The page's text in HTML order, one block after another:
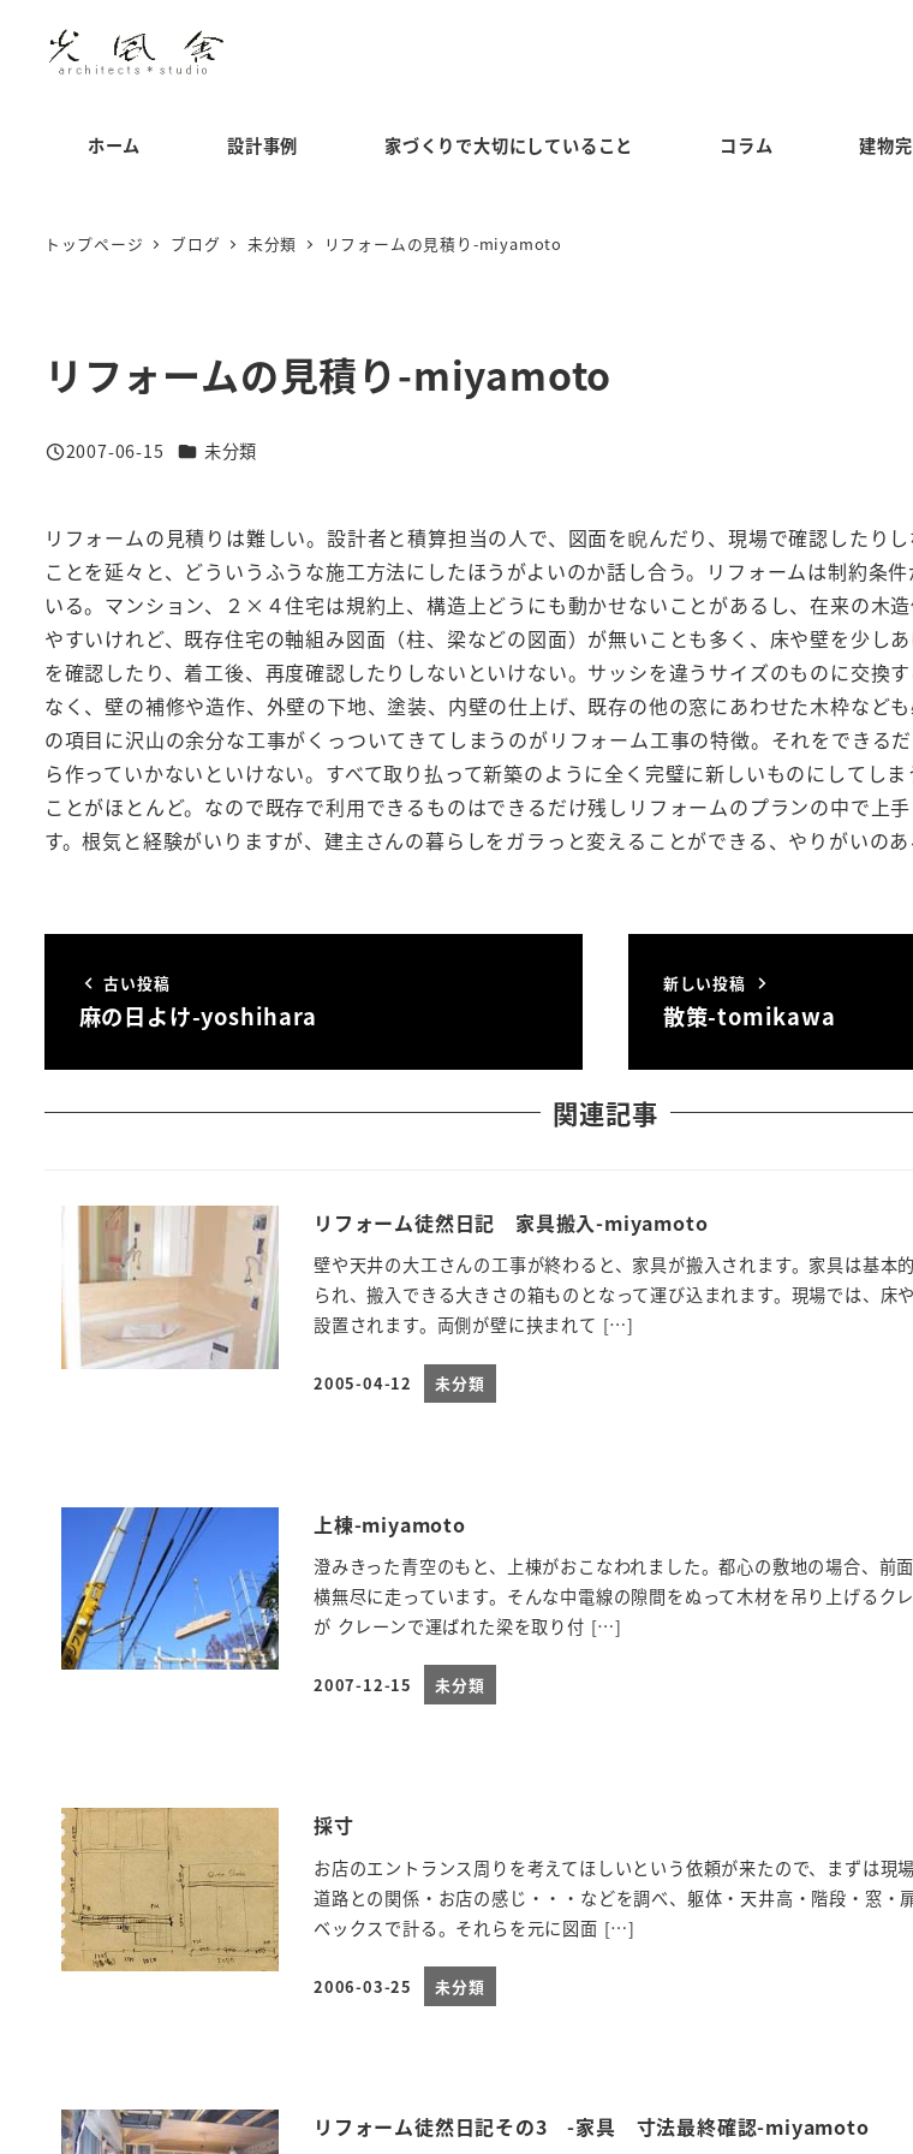
ホーム 設計事例 家づくりで大切にしていること コラム 建物
トップページ ブログ 未分類 リフォームの見積り-miyamoto
リフォームの見積り-miyamoto
投稿日
2007-06-15 カテゴリー
未分類
リフォームの見積りは難しい。設計者と積算担当の人で、図面を睨んだり、現場で確認したり
ことを延々と、どういうふうな施工方法にしたほうがよいのか話し合う。リフォームは制約条
いる。マンション、２×４住宅は規約上、構造上どうにも動かせないことがあるし、在来の木
やすいけれど、既存住宅の軸組み図面（柱、梁などの図面）が無いことも多く、床や壁を少し
を確認したり、着工後、再度確認したりしないといけない。サッシを違うサイズのものに交換
なく、壁の補修や造作、外壁の下地、塗装、内壁の仕上げ、既存の他の窓にあわせた木枠など
の項目に沢山の余分な工事がくっついてきてしまうのがリフォーム工事の特徴。それをできる
ら作っていかないといけない。すべて取り払って新築のように全く完璧に新しいものにしてし
ことがほとんど。なので既存で利用できるものはできるだけ残しリフォームのプランの中で上
す。根気と経験がいりますが、建主さんの暮らしをガラっと変えることができる、やりがいのあ
古い投稿
麻の日よけ-yoshihara
新しい投稿
散策-tomikawa
関連記事
リフォーム徒然日記 家具搬入-miyamoto
壁や天井の大工さんの工事が終わると、家具が搬入されます。家具は基本
られ、搬入できる大きさの箱ものとなって運び込まれます。現場では、床
設置されます。両側が壁に挟まれて […]
投稿日
2005-04-12 未分類
上棟-miyamoto
澄みきった青空のもと、上棟がおこなわれました。都心の敷地の場合、前
横無尽に走っています。そんな中電線の隙間をぬって木材を吊り上げるク
が クレーンで運ばれた梁を取り付 […]
投稿日
2007-12-15 未分類
採寸
お店のエントランス周りを考えてほしいという依頼が来たので、まずは現
道路との関係・お店の感じ・・・などを調べ、躯体・天井高・階段・窓・
ベックスで計る。それらを元に図面 […]
投稿日
2006-03-25 未分類
リフォーム徒然日記その3 -家具 寸法最終確認-miyamoto